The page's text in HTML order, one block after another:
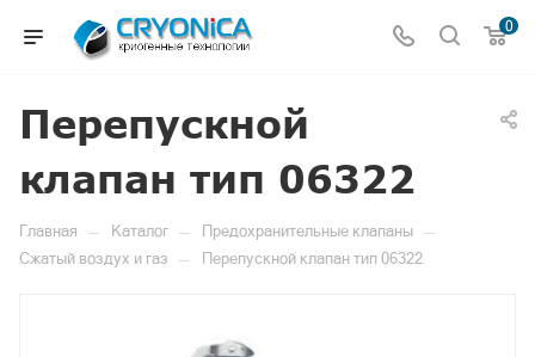
0
Перепускной
клапан тип 06322
Главная — Каталог — Предохранительные клапаны —
Сжатый воздух и газ — Перепускной клапан тип 06322